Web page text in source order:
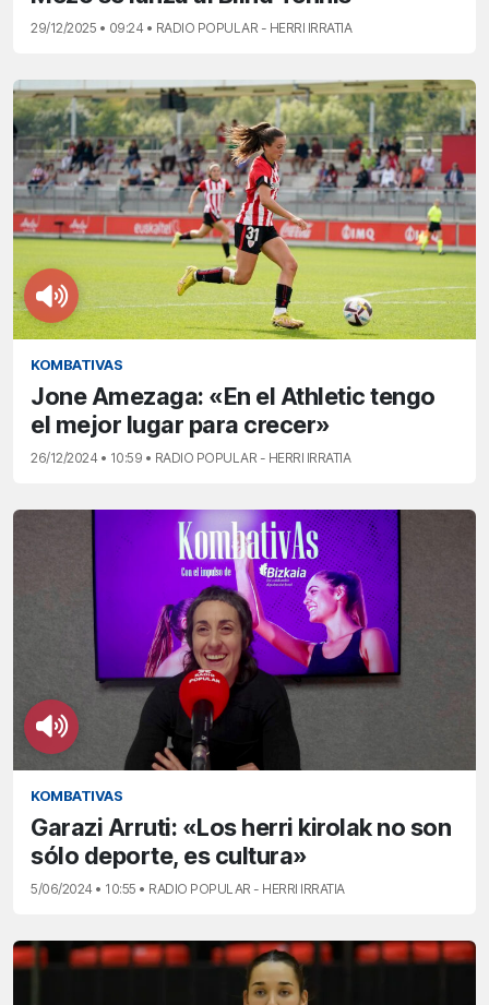
29/12/2025 • 09:24 • RADIO POPULAR - HERRI IRRATIA
KOMBATIVAS
Jone Amezaga: «En el Athletic tengo
el mejor lugar para crecer»
26/12/2024 • 10:59 • RADIO POPULAR - HERRI IRRATIA
KOMBATIVAS
Garazi Arruti: «Los herri kirolak no son
sólo deporte, es cultura»
5/06/2024 • 10:55 • RADIO POPULAR - HERRI IRRATIA